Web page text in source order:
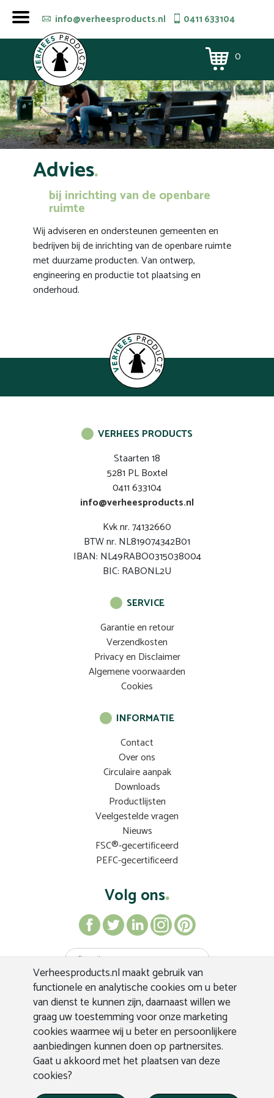
Verheesproducts.nl maakt gebruik van
functionele en analytische cookies om u beter
van dienst te kunnen zijn, daarnaast willen we
graag uw toestemming voor onze marketing
cookies waarmee wij u beter en persoonlijkere
aanbiedingen kunnen doen op partnersites.
Gaat u akkoord met het plaatsen van deze
cookies?
info@verheesproducts.nl 0411 633104
0
Advies
bij inrichting van de openbare
ruimte
Wij adviseren en ondersteunen gemeenten en
bedrijven bij de inrichting van de openbare ruimte
met duurzame producten. Van ontwerp,
engineering en productie tot plaatsing en
onderhoud.
VERHEES PRODUCTS
Staarten 18
5281 PL Boxtel
0411 633104
info@verheesproducts.nl
Kvk nr. 74132660
BTW nr. NL819074342B01
IBAN: NL49RABO0315038004
BIC: RABONL2U
SERVICE
Garantie en retour
Verzendkosten
Privacy en Disclaimer
Algemene voorwaarden
Cookies
INFORMATIE
Contact
Over ons
Circulaire aanpak
Downloads
Productlijsten
Veelgestelde vragen
Nieuws
FSC®-gecertificeerd
PEFC-gecertificeerd
Volg ons
Inschrijven